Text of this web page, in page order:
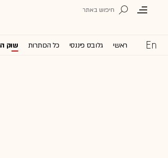
ראשי גלובס פיננסי כל הכותרות שוק